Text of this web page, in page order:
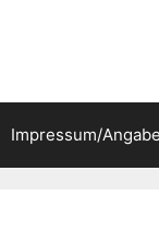
Impressum/